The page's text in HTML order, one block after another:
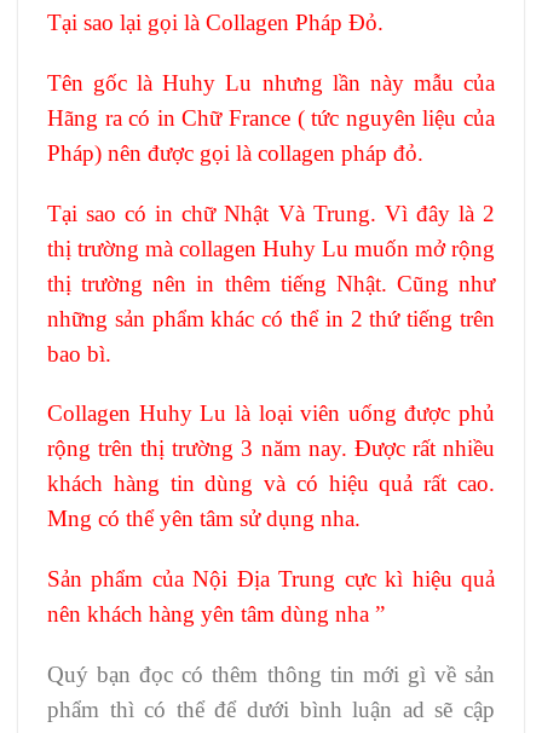
Tại sao lại gọi là Collagen Pháp Đỏ.
Tên gốc là Huhy Lu nhưng lần này mẫu của
Hãng ra có in Chữ France ( tức nguyên liệu của
Pháp) nên được gọi là collagen pháp đỏ.
Tại sao có in chữ Nhật Và Trung. Vì đây là 2
thị trường mà collagen Huhy Lu muốn mở rộng
thị trường nên in thêm tiếng Nhật. Cũng như
những sản phẩm khác có thể in 2 thứ tiếng trên
bao bì.
Collagen Huhy Lu là loại viên uống được phủ
rộng trên thị trường 3 năm nay. Được rất nhiều
khách hàng tin dùng và có hiệu quả rất cao.
Mng có thể yên tâm sử dụng nha.
Sản phẩm của Nội Địa Trung cực kì hiệu quả
nên khách hàng yên tâm dùng nha ”
Quý bạn đọc có thêm thông tin mới gì về sản
phẩm thì có thể để dưới bình luận ad sẽ cập